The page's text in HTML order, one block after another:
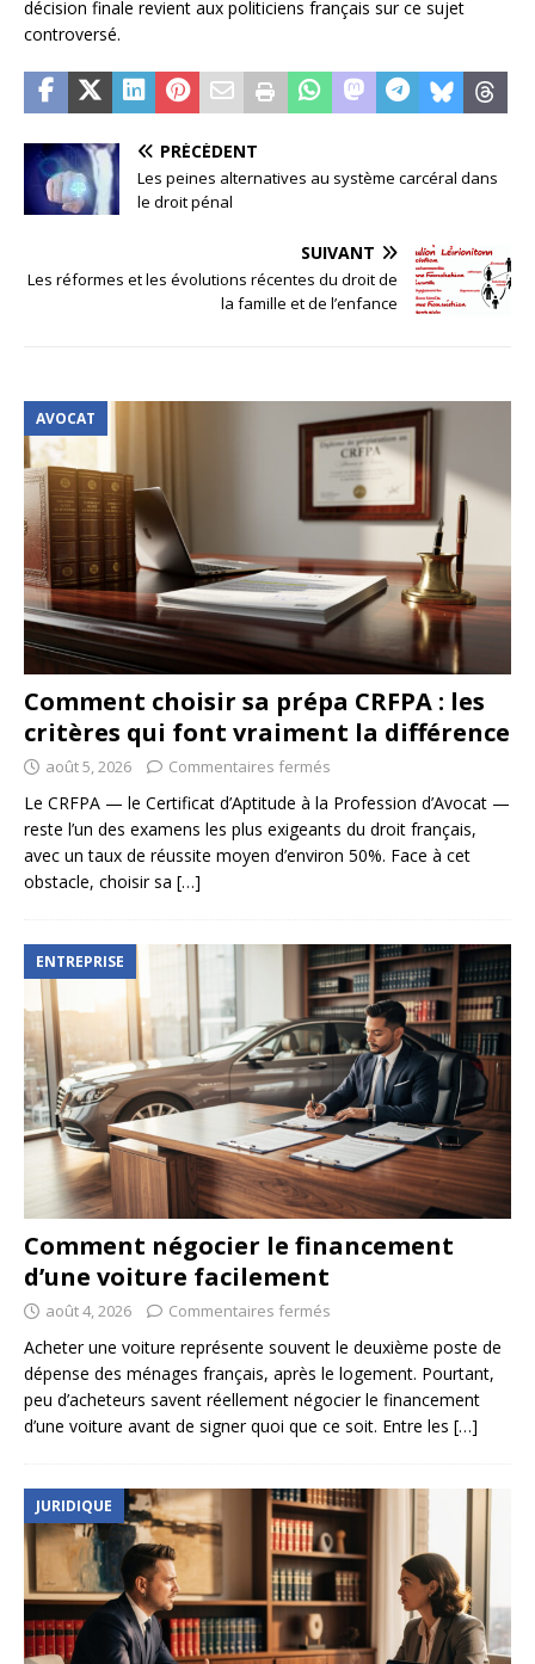
décision finale revient aux politiciens français sur ce sujet
controversé.
PRÉCÉDENT
Les peines alternatives au système carcéral dans
le droit pénal
SUIVANT
Les réformes et les évolutions récentes du droit de
la famille et de l’enfance
AVOCAT
Comment choisir sa prépa CRFPA : les
critères qui font vraiment la différence
août 5, 2026 Commentaires fermés
Le CRFPA — le Certificat d’Aptitude à la Profession d’Avocat —
reste l’un des examens les plus exigeants du droit français,
avec un taux de réussite moyen d’environ 50%. Face à cet
obstacle, choisir sa […]
ENTREPRISE
Comment négocier le financement
d’une voiture facilement
août 4, 2026 Commentaires fermés
Acheter une voiture représente souvent le deuxième poste de
dépense des ménages français, après le logement. Pourtant,
peu d’acheteurs savent réellement négocier le financement
d’une voiture avant de signer quoi que ce soit. Entre les […]
JURIDIQUE